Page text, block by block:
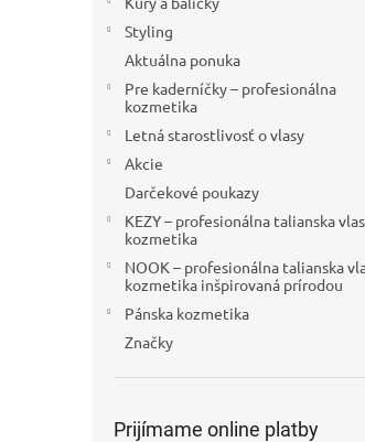
Styling
Aktuálna ponuka
Pre kaderníčky – profesionálna
kozmetika
Letná starostlivosť o vlasy
Akcie
Darčekové poukazy
KEZY – profesionálna talianska
kozmetika
NOOK – profesionálna talianska
kozmetika inšpirovaná prírodou
Pánska kozmetika
Značky
Prijímame online platby